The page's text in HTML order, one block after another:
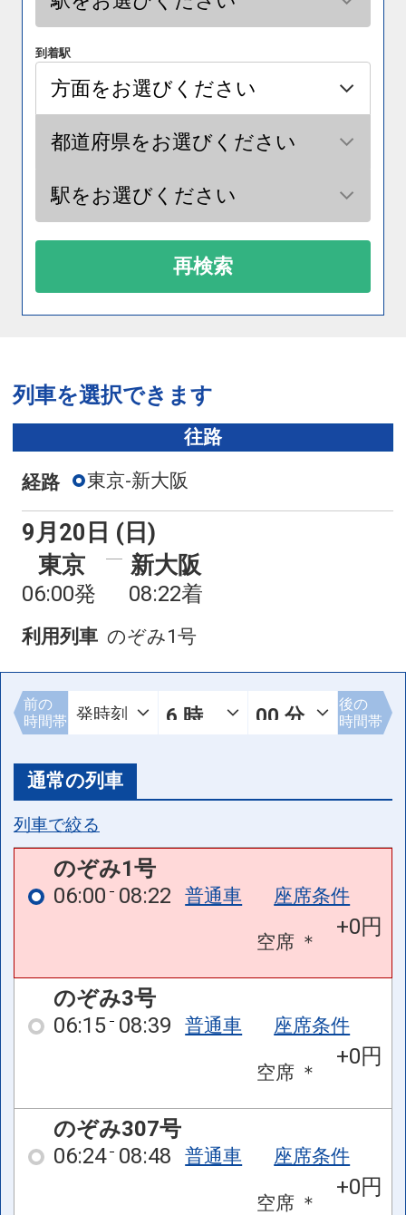
到着駅
再検索
列車を選択できます
往路
経路 東京-新大阪
9月20日 (日)
東京
06:00発
新大阪
08:22着
利用列車 のぞみ1号
前の
時間帯
後の
時間帯
通常の列車
列車で絞る
のぞみ1号
06:00 08:22 普通車 座席条件
空席 ＊
+0円
のぞみ3号
06:15 08:39 普通車 座席条件
空席 ＊
+0円
のぞみ307号
06:24 08:48 普通車 座席条件
空席 ＊
+0円